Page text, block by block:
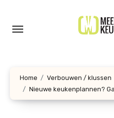
inhoud
Home
Verbouwen / klussen
Nieuwe keukenplannen?